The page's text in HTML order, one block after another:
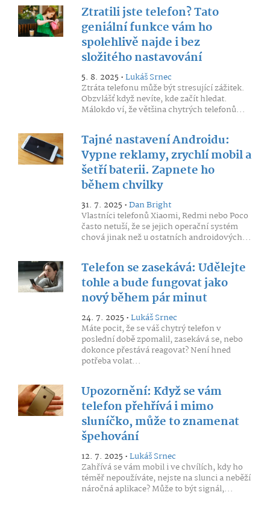
Ztratili jste telefon? Tato
geniální funkce vám ho
spolehlivě najde i bez
složitého nastavování
5. 8. 2025 •Lukáš Srnec
Ztráta telefonu může být stresující zážitek.
Obzvlášť když nevíte, kde začít hledat.
Málokdo ví, že většina chytrých telefonů...
Tajné nastavení Androidu:
Vypne reklamy, zrychlí mobil a
šetří baterii. Zapnete ho
během chvilky
31. 7. 2025 •Dan Bright
Vlastníci telefonů Xiaomi, Redmi nebo Poco
často netuší, že se jejich operační systém
chová jinak než u ostatních androidových...
Telefon se zasekává: Udělejte
tohle a bude fungovat jako
nový během pár minut
24. 7. 2025 •Lukáš Srnec
Máte pocit, že se váš chytrý telefon v
poslední době zpomalil, zasekává se, nebo
dokonce přestává reagovat? Není hned
potřeba volat...
Upozornění: Když se vám
telefon přehřívá i mimo
sluníčko, může to znamenat
špehování
12. 7. 2025 •Lukáš Srnec
Zahřívá se vám mobil i ve chvílích, kdy ho
téměř nepoužíváte, nejste na slunci a neběží
náročná aplikace? Může to být signál,...